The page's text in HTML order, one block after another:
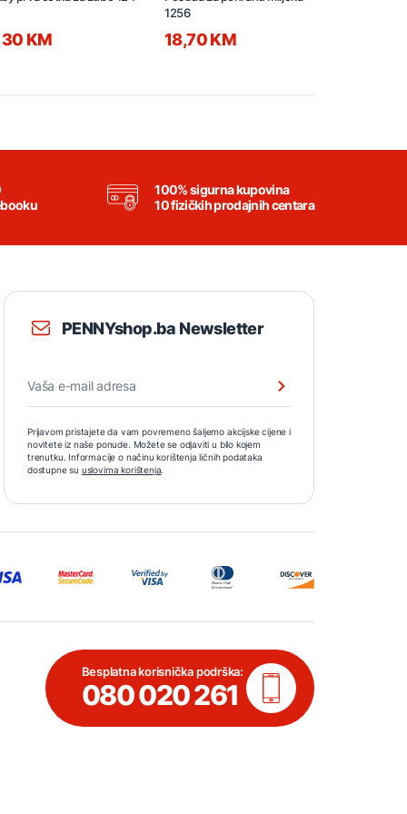
KM
1256
18,70 KM
100% sigurna kupovina
10 fizičkih prodajnih centara
PENNYshop.ba Newsletter
Prijavom pristajete da vam povremeno šaljemo akcijske cijene i
novitete iz naše ponude. Možete se odjaviti u bilo kojem
trenutku. Informacije o načinu korištenja ličnih podataka
dostupne su uslovima korištenja.
Besplatna korisnička podrška:
080 020 261